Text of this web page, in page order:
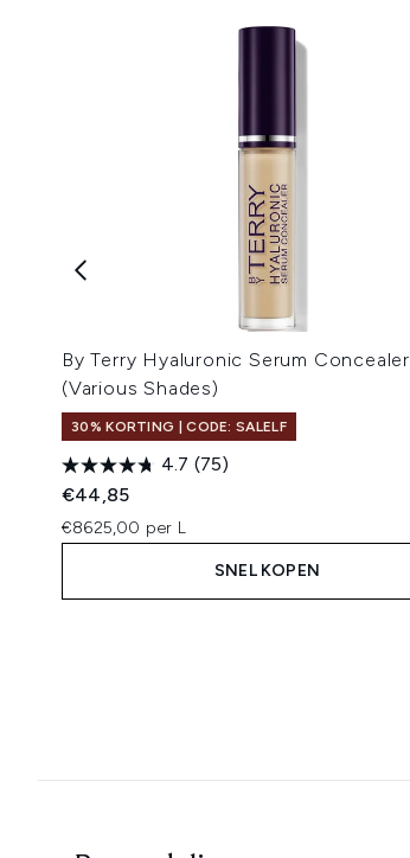
By Terry Hyaluronic Serum Concealer
(Various Shades)
30% KORTING | CODE: SALELF
4.7 (75)
€44,85
€8625,00 per L
SNEL KOPEN